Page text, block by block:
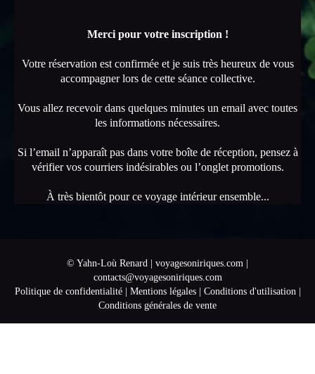
Merci pour votre inscription !
Votre réservation est confirmée et je suis très heureux de vous
accompagner lors de cette séance collective.
Vous allez recevoir dans quelques minutes un email avec toutes
les informations nécessaires.
Si l’email n’apparaît pas dans votre boîte de réception, pensez à
vérifier vos courriers indésirables ou l’onglet promotions.
À très bientôt pour ce voyage intérieur ensemble...
© Yahn-Loù Renard | voyagesoniriques.com
contacts@voyagesoniriques.com
Politique de confidentialité| Mentions légales| Conditions d'utilisation
Conditions générales de vente